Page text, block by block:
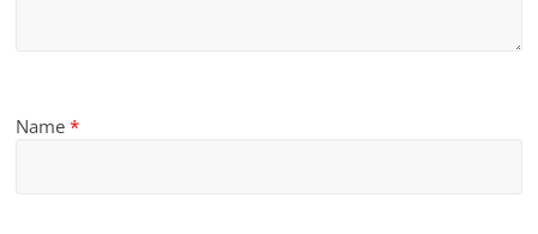
Name*